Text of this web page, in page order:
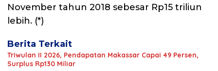
November tahun 2018 sebesar Rp15 triliun
lebih. (*)
Berita Terkait
Triwulan II 2026, Pendapatan Makassar Capai 49 Persen,
Surplus Rp130 Miliar